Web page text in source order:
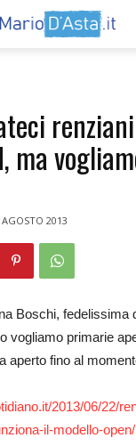
ma
AGOSTO 2013
Boschi, fedelissima
vogliamo primarie
aperto fino al
2013/06/22/
il-modello-open/